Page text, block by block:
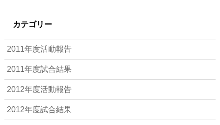
カテゴリー
2011年度活動報告
2011年度試合結果
2012年度活動報告
2012年度試合結果